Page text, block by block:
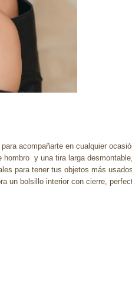
acompañarte en cualquier
y una tira larga
para tener tus objetos más
un bolsillo interior con cierre,